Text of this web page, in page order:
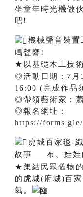
坐童年時光機做
吧!
機械聲音裝
鳴聲響!
★以基礎木工技
◎活動日期：7月
16:00 (完成作品
◎帶領藝術家：
◎報名網址：
https://
虎城百家毯-
故事 — 布、娃娃
★集結民眾舊物
的虎城(府城)百
氣。